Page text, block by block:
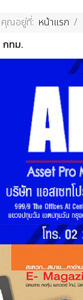
คุณอยู่ที่: หน้าแรก
กทม.